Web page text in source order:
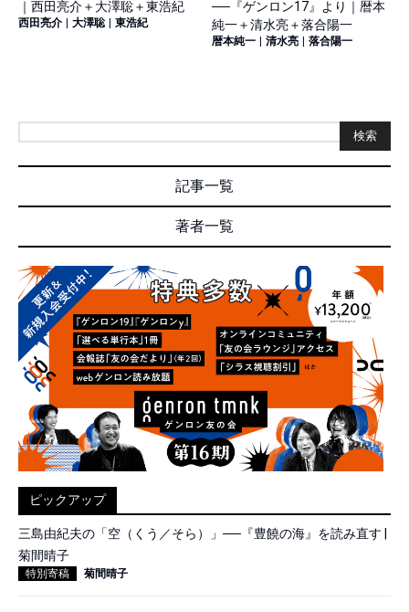
｜西田亮介＋大澤聡＋東浩紀
西田亮介 | 大澤聡 | 東浩紀
──『ゲンロン17』より｜暦本
純一＋清水亮＋落合陽一
暦本純一 | 清水亮 | 落合陽一
検索
記事一覧
著者一覧
ピックアップ
三島由紀夫の「空（くう／そら）」──『豊饒の海』を読み直す |
菊間晴子
特別寄稿 菊間晴子